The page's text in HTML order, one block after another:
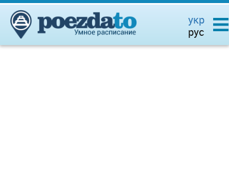
укр
рус